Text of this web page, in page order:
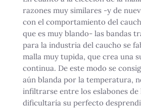
razones muy similares -y de
con el comportamiento del
que es muy blando- las bandas
para la industria del caucho se
malla muy tupida, que crea una
continua. De este modo se
aún blanda por la temperatura,
infiltrarse entre los eslabones de
dificultaría su perfecto